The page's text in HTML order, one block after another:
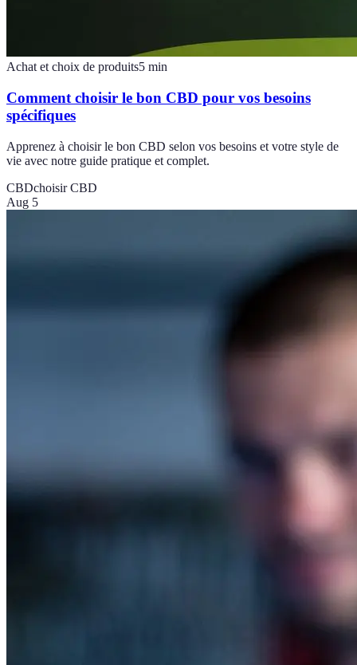
Achat et choix de produits5 min
Comment choisir le bon CBD pour vos besoins
spécifiques
Apprenez à choisir le bon CBD selon vos besoins et votre style de
vie avec notre guide pratique et complet.
CBDchoisir CBD
Aug 5